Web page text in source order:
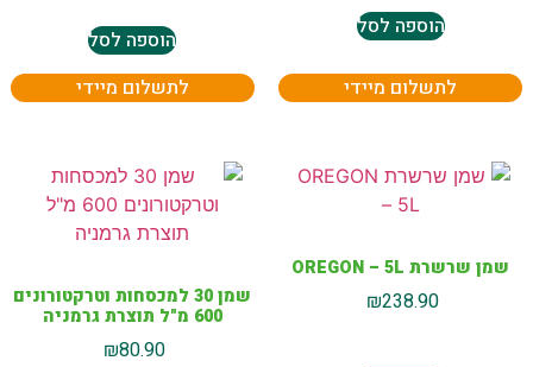
הוספה לסל
לתשלום מיידי
הוספה לסל
לתשלום מיידי
שמן שרשרת OREGON – 5L
₪238.90
שמן 30 למכסחות וטרקטורונים
600 מ"ל תוצרת גרמניה
₪80.90